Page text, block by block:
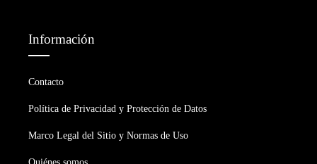
Información
Contacto
Política de Privacidad y Protección de Datos
Marco Legal del Sitio y Normas de Uso